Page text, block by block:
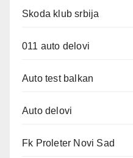
Skoda klub srbija
011 auto delovi
Auto test balkan
Auto delovi
Fk Proleter Novi Sad